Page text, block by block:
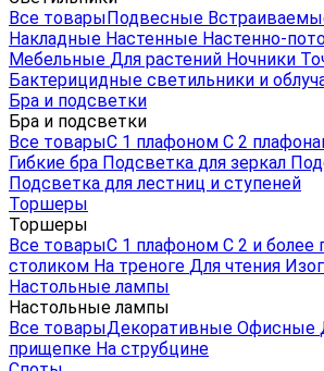
Все товарыПодвесные
Накладные Настенные Настенно-
Мебельные Для растений Ночники
Бактерицидные светильники и
Бра и подсветки
Бра и подсветки
Все товарыС 1 плафоном С 2
Гибкие бра Подсветка для зеркал
Подсветка для лестниц и ступеней
Торшеры
Торшеры
Все товарыС 1 плафоном С 2 и более
столиком На треноге Для чтения
Настольные лампы
Настольные лампы
Все товарыДекоративные Офисные
прищепке На струбцине